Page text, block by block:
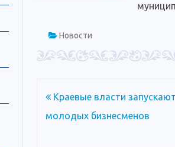
Новости
Навигация
по
Краевые власти
молодых бизнесменов